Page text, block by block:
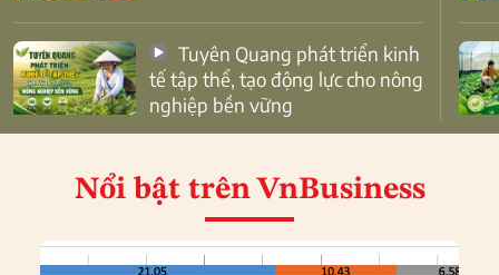
tế tập thể, tạo động lực cho nông
nghiệp bền vững
Nổi bật trên VnBusiness